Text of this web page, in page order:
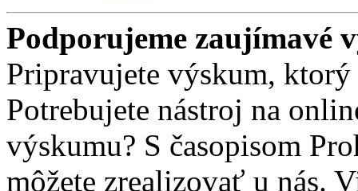
Podporujeme zaujímavé
Pripravujete výskum,
Potrebujete nástroj na
výskumu? S časopisom
môžete zrealizovať u nás.